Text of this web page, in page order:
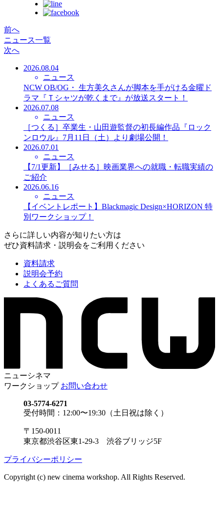
前へ
ニュース一覧
次へ
2026.08.04
ニュース
NCW OB/OG・ 生方美久さんが脚本を手がける金曜ド
ラマ『Ｔシャツが乾くまで』が放送スタート！
2026.07.08
ニュース
［つくる］卒業生・山田遊監督の初長編作品『ロック
ンロウル』7月11日（土）より劇場公開！
2026.07.01
ニュース
【7/1更新】［みせる］映画業界への就職・転職実績の
ご紹介
2026.06.16
ニュース
【イベントレポート】Blackmagic Design×HORIZON 特
別ワークショップ！
さらに詳しい内容が知りたい方は
ぜひ資料請求・説明会をご利用ください
資料請求
説明会予約
よくあるご質問
ニューシネマ
ワークショップ お問い合わせ
03-5774-6271
受付時間：12:00〜19:30（土日祝は除く）
〒150-0011
東京都渋谷区東1-29-3 渋谷ブリッジ5F
プライバシーポリシー
Copyright (c) new cinema workshop. All Rights Reserved.